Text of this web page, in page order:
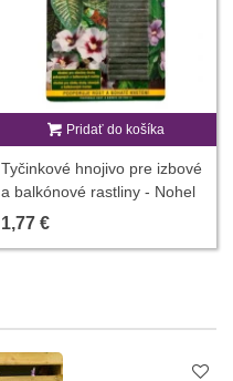
Pridať do košíka
Tyčinkové hnojivo pre izbové
a balkónové rastliny - Nohel
Garden - 30 ks
1,77 €